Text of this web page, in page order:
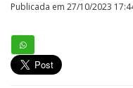
Publicada em 27/10/2023